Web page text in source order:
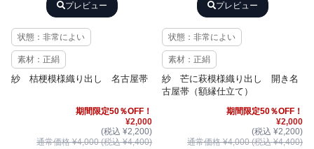
プレビュー
状態：非常によい
素材：正絹
紗 桔梗模様織り出し 名古屋帯
期間限定50％OFF！
¥2,000
(税込 ¥2,200)
通常価格 ¥4,000 (税込 ¥4,400)
プレビュー
状態：非常によい
素材：正絹
紗 芒に萩模様織り出し 開き名
古屋帯（額縁仕立て）
期間限定50％OFF！
¥2,000
(税込 ¥2,200)
通常価格 ¥4,000 (税込 ¥4,400)